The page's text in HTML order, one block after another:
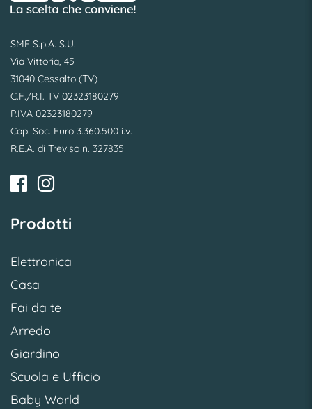
SME S.p.A. S.U.
Via Vittoria, 45
31040 Cessalto (TV)
C.F./R.I. TV 02323180279
P.IVA 02323180279
Cap. Soc. Euro 3.360.500 i.v.
R.E.A. di Treviso n. 327835
Prodotti
Elettronica
Casa
Fai da te
Arredo
Giardino
Scuola e Ufficio
Baby World